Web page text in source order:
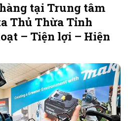
tại Trung tâm
Thủ Thừa Tỉnh
– Tiện lợi – Hiện